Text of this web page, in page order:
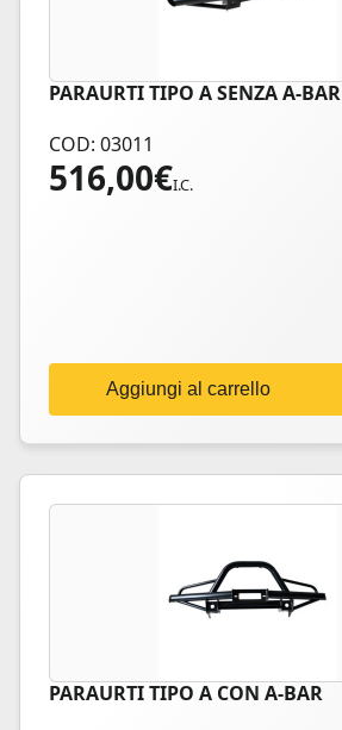
PARAURTI TIPO A SENZA A-BAR
COD: 03011
516,00€I.C.
Aggiungi al carrello
PARAURTI TIPO A CON A-BAR